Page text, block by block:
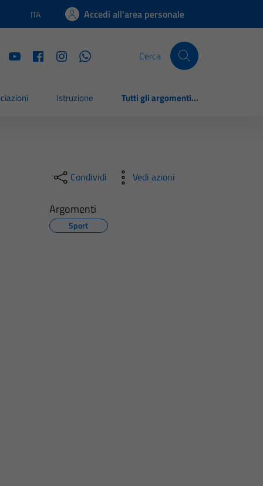
Lingua attiva:
ITA Accedi all'area personale
Cerca
Istruzione Tutti gli argomenti...
Condividi Vedi azioni
Argomenti
Sport